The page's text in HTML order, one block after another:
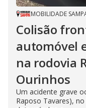
MOBILIDADE
Colisão
automóvel
na rodovia
Ourinhos
Um acidente grave
Raposo Tavares),